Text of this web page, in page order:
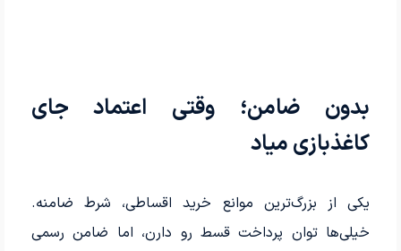
بدون ضامن؛ وقتی اعتماد جای
کاغذبازی میاد
یکی از بزرگ‌ترین موانع خرید اقساطی، شرط ضامنه.
خیلی‌ها توان پرداخت قسط رو دارن، اما ضامن رسمی